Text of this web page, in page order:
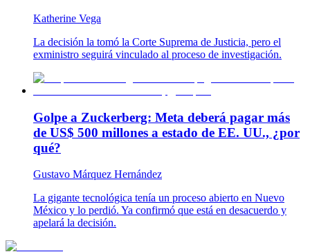
Katherine Vega
La decisión la tomó la Corte Suprema de Justicia, pero el
exministro seguirá vinculado al proceso de investigación.
Golpe a Zuckerberg: Meta deberá pagar más
de US$ 500 millones a estado de EE. UU., ¿por
qué?
Gustavo Márquez Hernández
La gigante tecnológica tenía un proceso abierto en Nuevo
México y lo perdió. Ya confirmó que está en desacuerdo y
apelará la decisión.